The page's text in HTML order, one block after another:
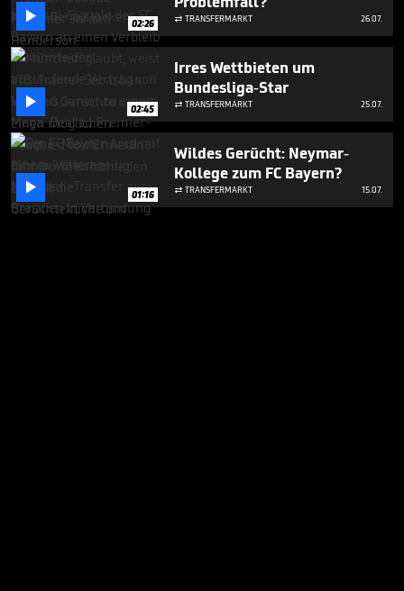
 02:26  TRANSFERMARKT 26.07.
 02:45
Irres Wettbieten um
Bundesliga-Star
 TRANSFERMARKT 25.07.
 01:16
Wildes Gerücht: Neymar-
Kollege zum FC Bayern?
 TRANSFERMARKT 15.07.